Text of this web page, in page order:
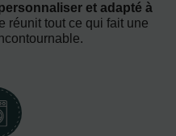
et adapté à
réunit tout ce qui fait une